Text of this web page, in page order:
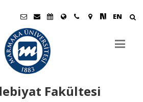
EN
Fakültesi